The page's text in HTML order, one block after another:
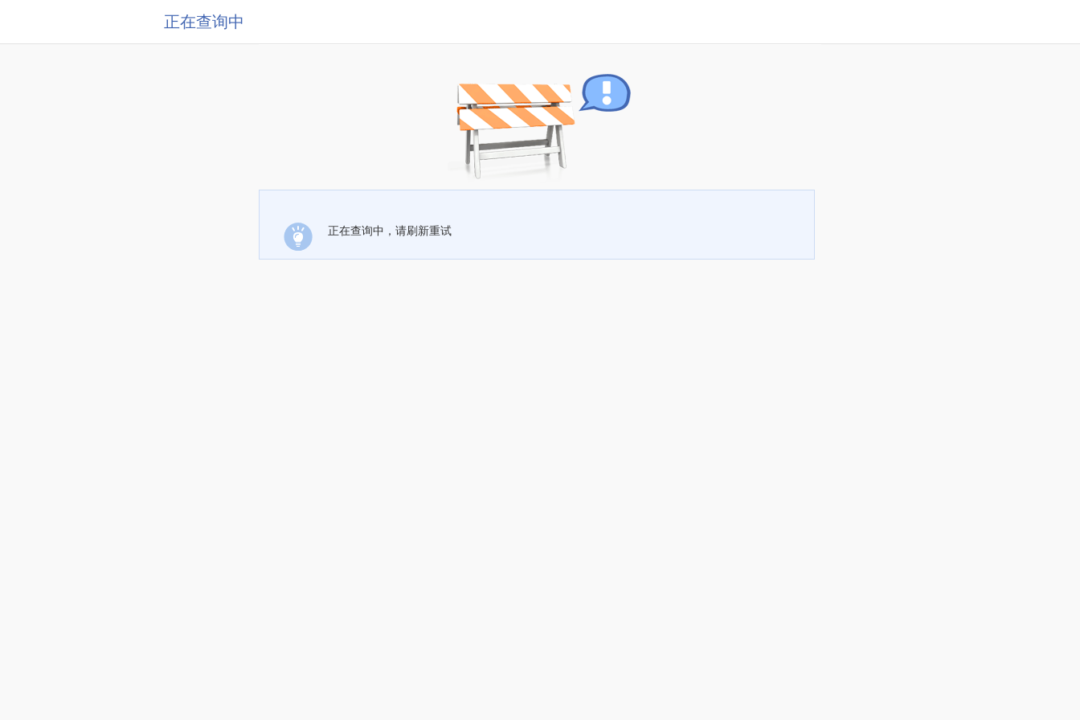
正在查询中
正在查询中，请刷新重试